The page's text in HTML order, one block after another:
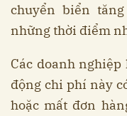
chuyển biển
những thời điểm
Các doanh
động chi phí này
hoặc mất đơn